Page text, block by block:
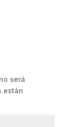
será
están